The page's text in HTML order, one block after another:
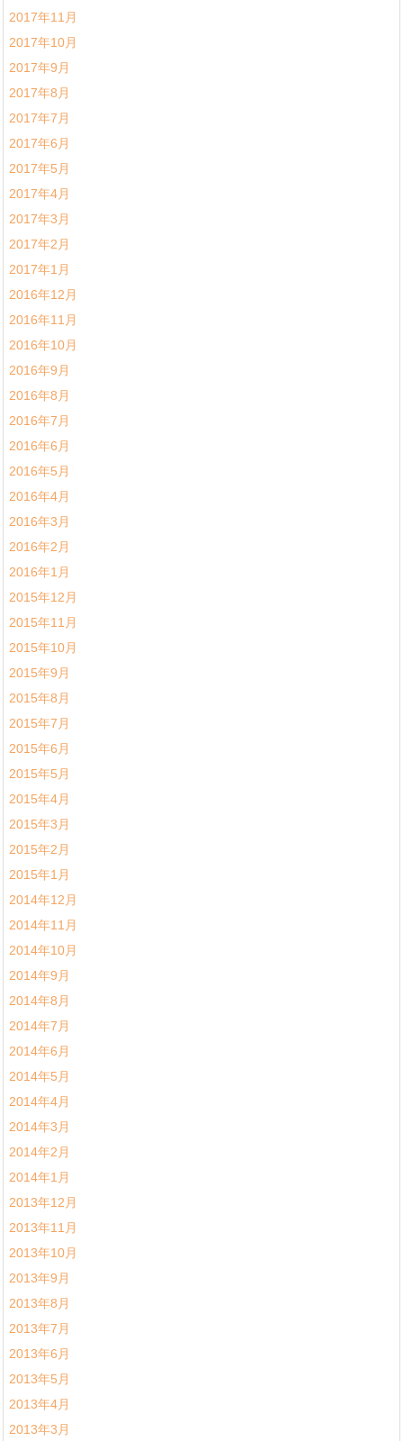
2017年11月
2017年10月
2017年9月
2017年8月
2017年7月
2017年6月
2017年5月
2017年4月
2017年3月
2017年2月
2017年1月
2016年12月
2016年11月
2016年10月
2016年9月
2016年8月
2016年7月
2016年6月
2016年5月
2016年4月
2016年3月
2016年2月
2016年1月
2015年12月
2015年11月
2015年10月
2015年9月
2015年8月
2015年7月
2015年6月
2015年5月
2015年4月
2015年3月
2015年2月
2015年1月
2014年12月
2014年11月
2014年10月
2014年9月
2014年8月
2014年7月
2014年6月
2014年5月
2014年4月
2014年3月
2014年2月
2014年1月
2013年12月
2013年11月
2013年10月
2013年9月
2013年8月
2013年7月
2013年6月
2013年5月
2013年4月
2013年3月